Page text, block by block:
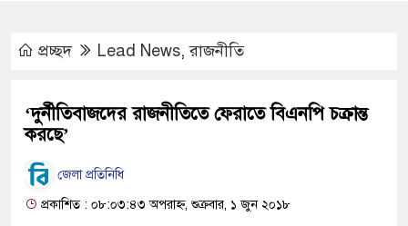
প্রচ্ছদ Lead News,রাজনীতি
‘দুর্নীতিবাজদের রাজনীতিতে ফেরাতে বিএনপি চক্রান্ত
করছে’
জেলা প্রতিনিধি
প্রকাশিত : ০৮:০৩:৪৩ অপরাহ্ন, শুক্রবার, ১ জুন ২০১৮